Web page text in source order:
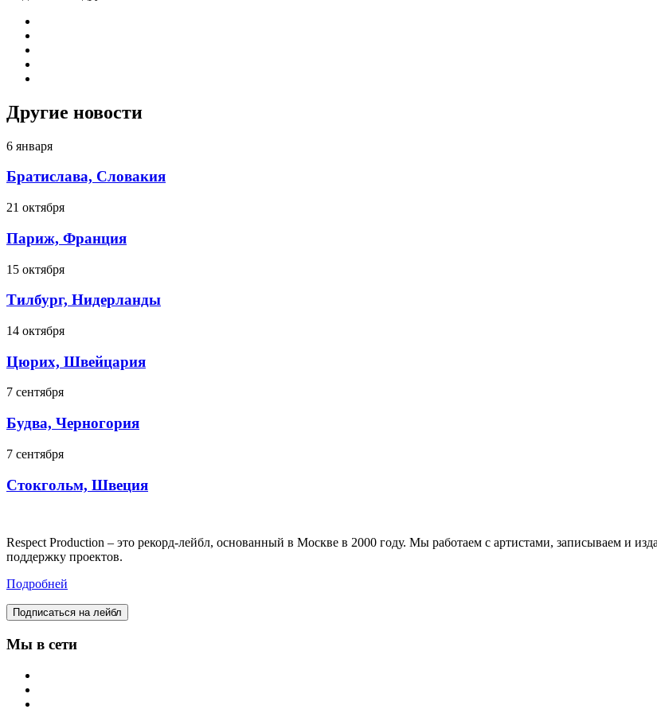
Другие новости
6 января
Братислава, Словакия
21 октября
Париж, Франция
15 октября
Тилбург, Нидерланды
14 октября
Цюрих, Швейцария
7 сентября
Будва, Черногория
7 сентября
Стокгольм, Швеция
Respect Production – это рекорд-лейбл, основанный в Москве в 2000 году. Мы работаем с артистами, записываем и
поддержку проектов.
Подробней
Подписаться на лейбл
Мы в сети